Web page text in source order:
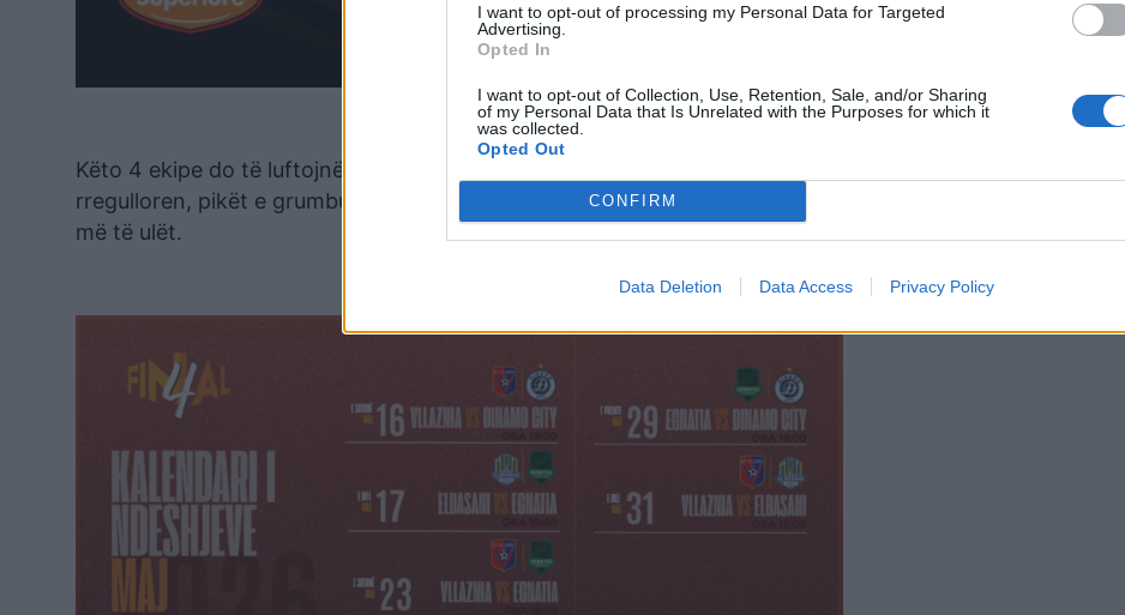
I want to opt-out of processing my Personal Data for Targeted
Advertising.
Opted In
I want to opt-out of Collection, Use, Retention, Sale, and/or Sharing
of my Personal Data that Is Unrelated with the Purposes for which it
was collected.
Opted Out
CONFIRM
Data Deletion Data Access Privacy Policy
Këto 4 ekipe do të luftojnë tani ndërmjet tyre në fazës “FINAL4” për titullin kampion. Në përputhje me
rregulloren, pikët e grumbulluara gjatë sezonit të rregullt do të përgjysmohen, duke u llogaritur me vlerën
më të ulët.